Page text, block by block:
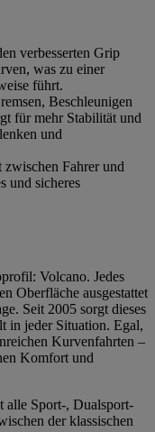
verbesserten Grip
was zu einer
führt.
Beschleunigen
für mehr Stabilität und
und
Fahrer und
und sicheres
Volcano. Jedes
Oberfläche ausgestattet
Seit 2005 sorgt dieses
in jeder Situation. Egal,
Kurvenfahrten –
Komfort und
alle Sport-, Dualsport-
der klassischen